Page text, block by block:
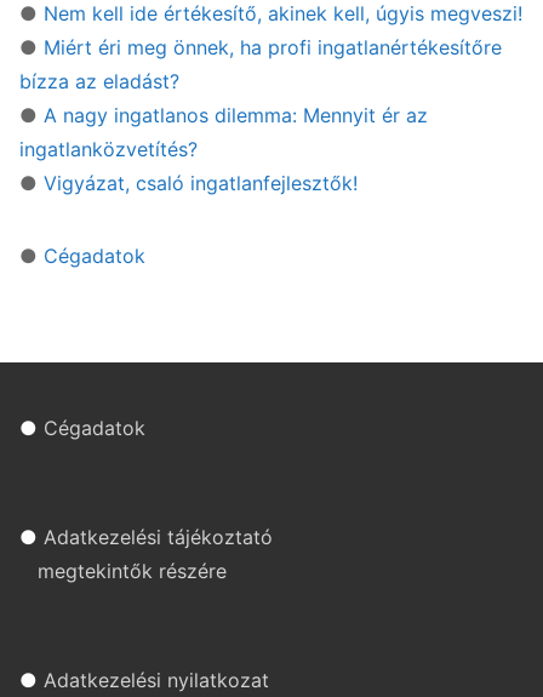
● Nem kell ide értékesítő, akinek kell, úgyis megveszi!
● Miért éri meg önnek, ha profi ingatlanértékesítőre
bízza az eladást?
● A nagy ingatlanos dilemma: Mennyit ér az
ingatlanközvetítés?
● Vigyázat, csaló ingatlanfejlesztők!
● Cégadatok
● Cégadatok
● Adatkezelési tájékoztató
megtekintők részére
● Adatkezelési nyilatkozat